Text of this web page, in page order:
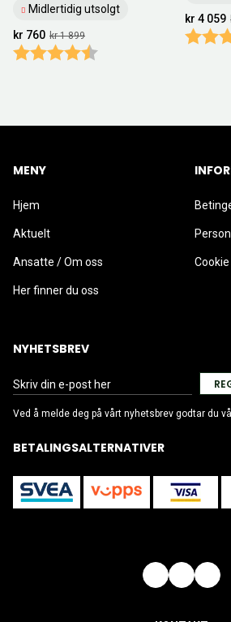
Midlertidig utsolgt
kr 1 899
kr 760
Karakter:
kr 4 059
MENY
Hjem
Aktuelt
Ansatte / Om oss
Her finner du oss
NYHETSBREV
Ved å melde deg på vårt nyhetsbrev godtar du
BETALINGSALTERNATIVER